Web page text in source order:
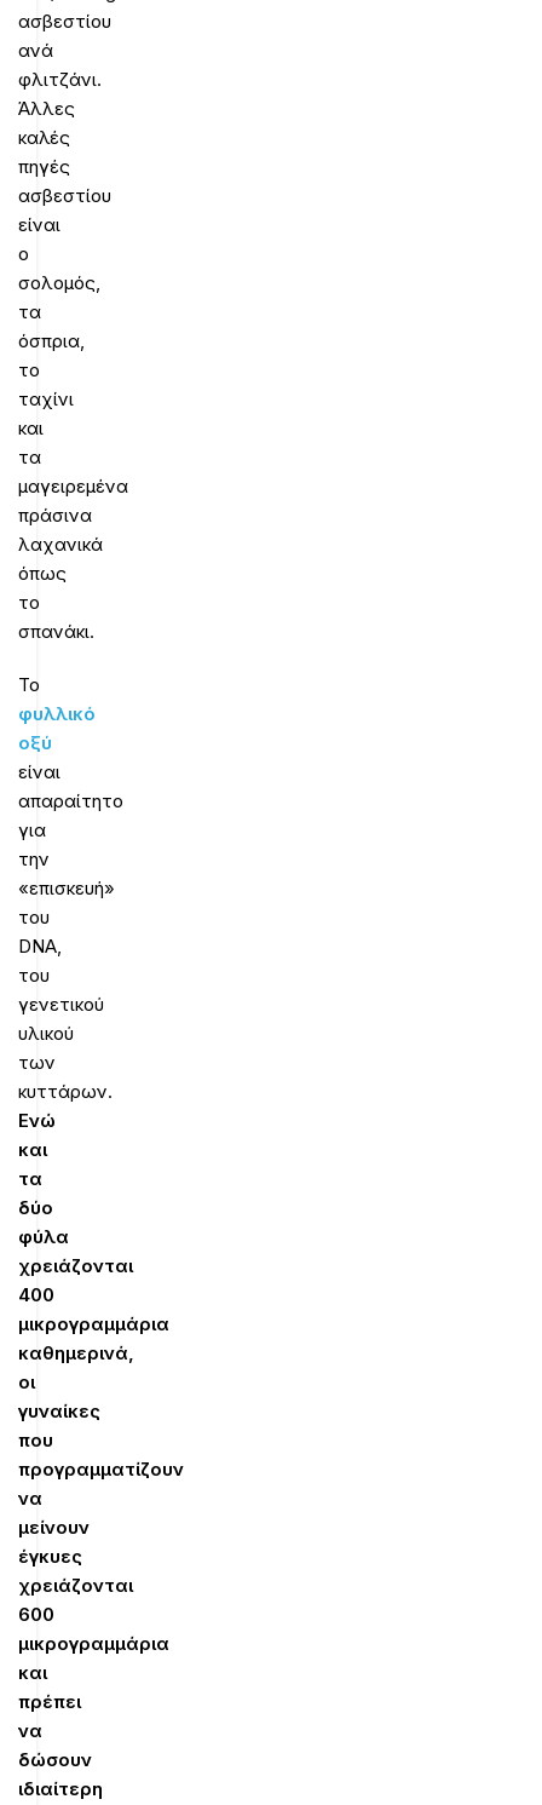
ασβεστίου
ανά
φλιτζάνι.
Άλλες
καλές
πηγές
ασβεστίου
είναι
ο
σολομός,
τα
όσπρια,
το
ταχίνι
και
τα
μαγειρεμένα
πράσινα
λαχανικά
όπως
το
σπανάκι.
Το
φυλλικό
οξύ
είναι
απαραίτητο
για
την
«επισκευή»
του
DNA,
του
γενετικού
υλικού
των
κυττάρων.
Ενώ
και
τα
δύο
φύλα
χρειάζονται
400
μικρογραμμάρια
καθημερινά,
οι
γυναίκες
που
προγραμματίζουν
να
μείνουν
έγκυες
χρειάζονται
600
μικρογραμμάρια
και
πρέπει
να
δώσουν
ιδιαίτερη